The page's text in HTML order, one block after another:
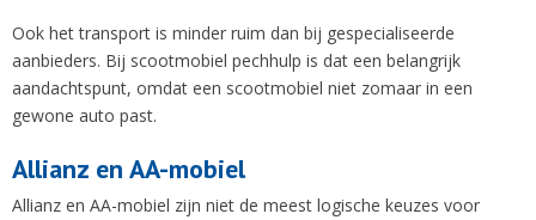
Ook het transport is minder ruim dan bij gespecialiseerde
aanbieders. Bij scootmobiel pechhulp is dat een belangrijk
aandachtspunt, omdat een scootmobiel niet zomaar in een
gewone auto past.
Allianz en AA-mobiel
Allianz en AA-mobiel zijn niet de meest logische keuzes voor